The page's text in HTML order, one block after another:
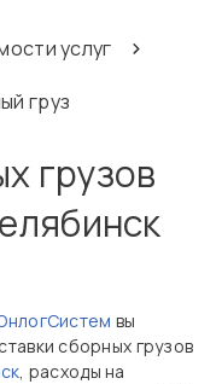
услуг
груз
грузов
вы
сборных грузов
, расходы на